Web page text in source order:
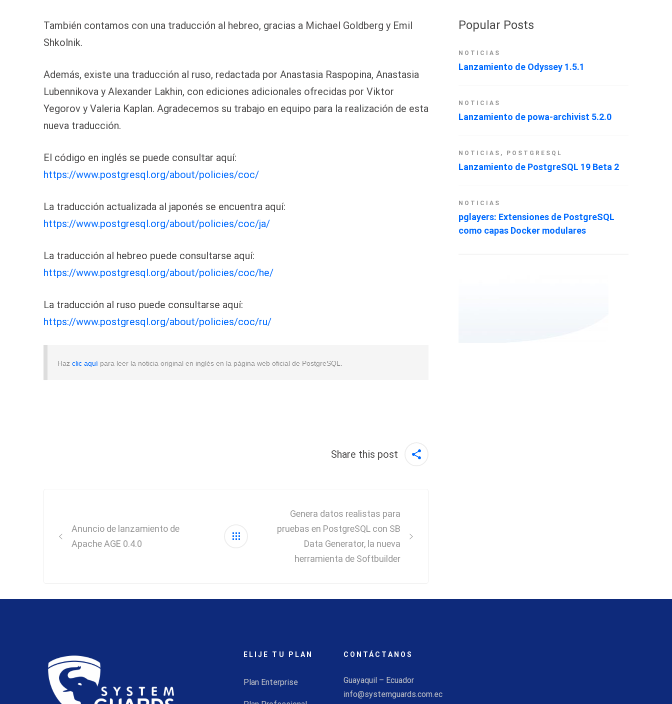
También contamos con una traducción al hebreo, gracias a Michael Goldberg y Emil
Shkolnik.
Además, existe una traducción al ruso, redactada por Anastasia Raspopina, Anastasia
Lubennikova y Alexander Lakhin, con ediciones adicionales ofrecidas por Viktor
Yegorov y Valeria Kaplan. Agradecemos su trabajo en equipo para la realización de esta
nueva traducción.
El código en inglés se puede consultar aquí:
https://www.postgresql.org/about/policies/coc/
La traducción actualizada al japonés se encuentra aquí:
https://www.postgresql.org/about/policies/coc/ja/
La traducción al hebreo puede consultarse aquí:
https://www.postgresql.org/about/policies/coc/he/
La traducción al ruso puede consultarse aquí:
https://www.postgresql.org/about/policies/coc/ru/
Haz clic aquí para leer la noticia original en inglés en la página web oficial de PostgreSQL.
Share this post
navigation
Anuncio de lanzamiento de
Apache AGE 0.4.0
Genera datos realistas para
pruebas en PostgreSQL con SB
Data Generator, la nueva
herramienta de Softbuilder
Popular Posts
NOTICIAS
Lanzamiento de Odyssey 1.5.1
NOTICIAS
Lanzamiento de powa-archivist 5.2.0
NOTICIAS , POSTGRESQL
Lanzamiento de PostgreSQL 19 Beta 2
NOTICIAS
pglayers: Extensiones de PostgreSQL
como capas Docker modulares
ELIJE TU PLAN
Plan Enterprise
CONTÁCTANOS
Guayaquil – Ecuador
info@systemguards.com.ec